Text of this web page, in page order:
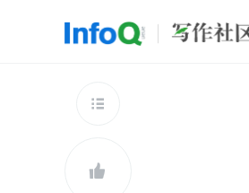
查看更多

